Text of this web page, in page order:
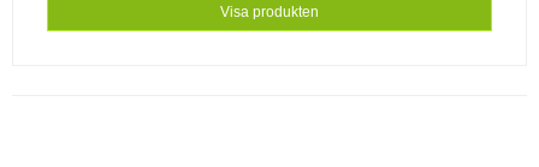
Visa produkten